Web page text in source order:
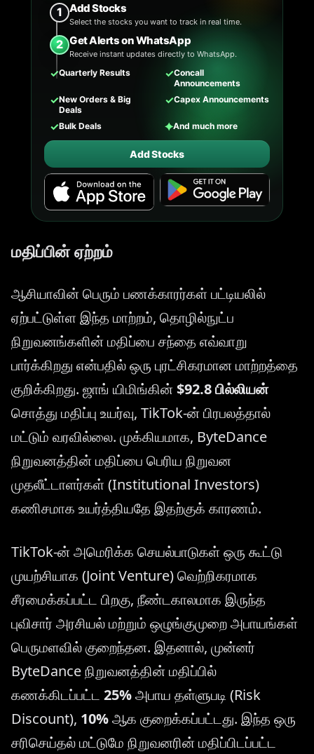
1 Add Stocks
Select the stocks you want to track in real time.
2 Get Alerts on WhatsApp
Receive instant updates directly to WhatsApp.
✓Quarterly Results ✓Concall
Announcements
✓New Orders & Big
Deals
✓Capex Announcements
✓Bulk Deals ✦And much more
Add Stocks
மதிப்பின் ஏற்றம்
ஆசியாவின் பெரும் பணக்காரர்கள் பட்டியலில்
ஏற்பட்டுள்ள இந்த மாற்றம், தொழில்நுட்ப
நிறுவனங்களின் மதிப்பை சந்தை எவ்வாறு
பார்க்கிறது என்பதில் ஒரு புரட்சிகரமான மாற்றத்தை
குறிக்கிறது. ஜாங் யிமிங்கின்$92.8 பில்லியன்
சொத்து மதிப்பு உயர்வு, TikTok-ன் பிரபலத்தால்
மட்டும் வரவில்லை. முக்கியமாக, ByteDance
நிறுவனத்தின் மதிப்பை பெரிய நிறுவன
முதலீட்டாளர்கள் (Institutional Investors)
கணிசமாக உயர்த்தியதே இதற்குக் காரணம்.
TikTok-ன் அமெரிக்க செயல்பாடுகள் ஒரு கூட்டு
முயற்சியாக (Joint Venture) வெற்றிகரமாக
சீரமைக்கப்பட்ட பிறகு, நீண்டகாலமாக இருந்த
புவிசார் அரசியல் மற்றும் ஒழுங்குமுறை அபாயங்கள்
பெருமளவில் குறைந்தன. இதனால், முன்னர்
ByteDance நிறுவனத்தின் மதிப்பில்
கணக்கிடப்பட்ட 25%அபாய தள்ளுபடி (Risk
Discount), 10%ஆக குறைக்கப்பட்டது. இந்த ஒரு
சரிசெய்தல் மட்டுமே நிறுவனரின் மதிப்பிடப்பட்ட